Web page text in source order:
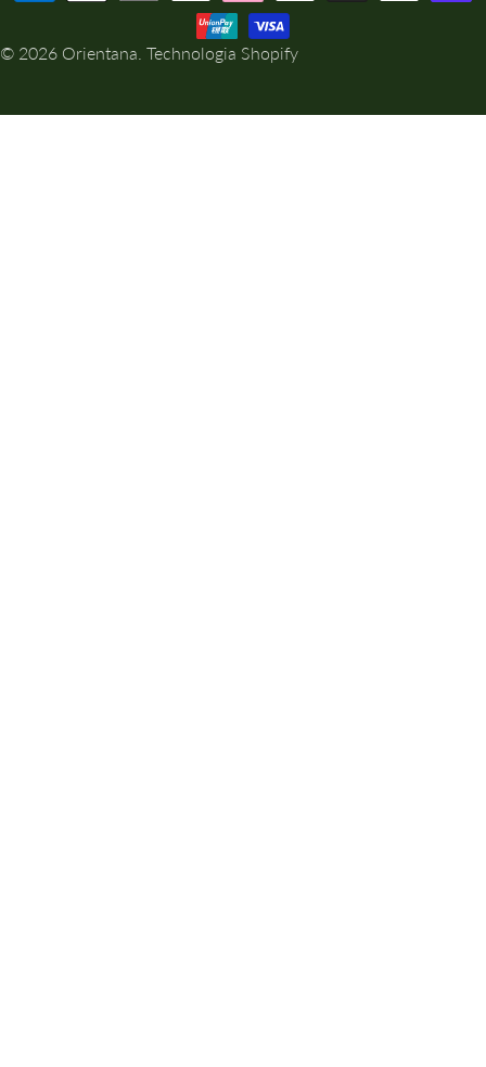
K
© 2026 Orientana Technologia Shopify